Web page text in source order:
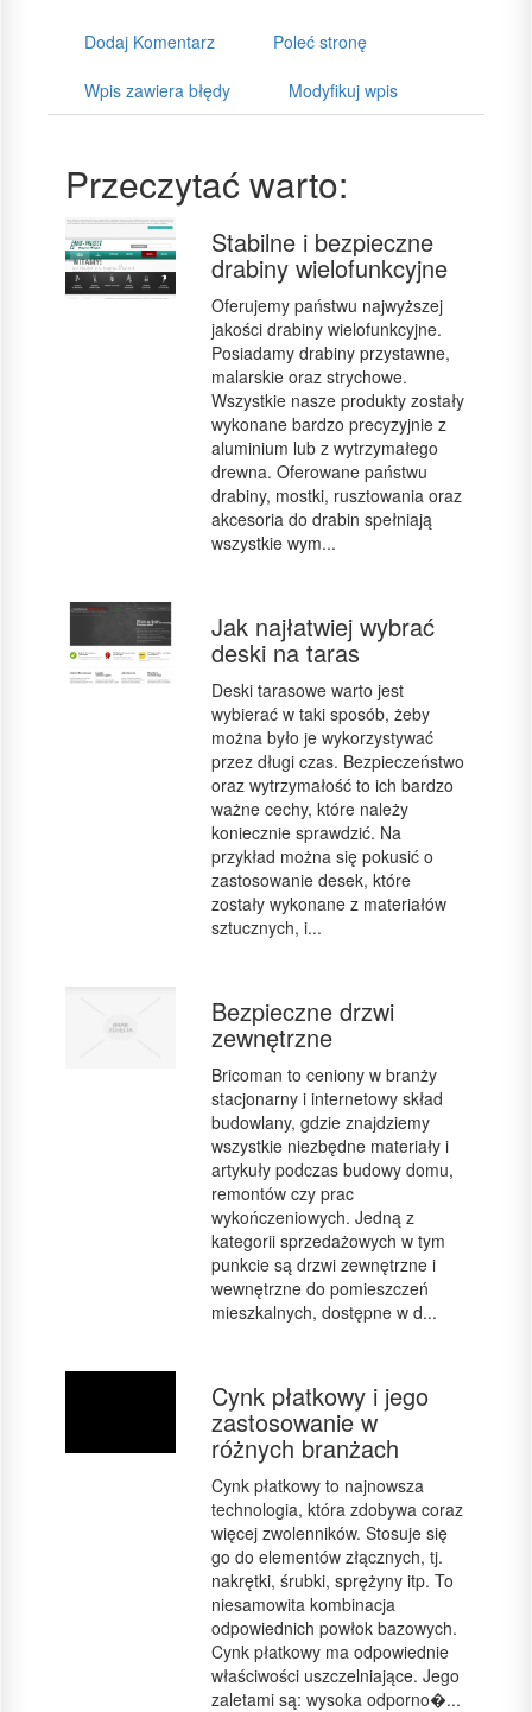
Dodaj Komentarz Poleć stronę
Wpis zawiera błędy Modyfikuj wpis
Przeczytać warto:
Stabilne i bezpieczne
drabiny wielofunkcyjne
Oferujemy państwu najwyższej
jakości drabiny wielofunkcyjne.
Posiadamy drabiny przystawne,
malarskie oraz strychowe.
Wszystkie nasze produkty zostały
wykonane bardzo precyzyjnie z
aluminium lub z wytrzymałego
drewna. Oferowane państwu
drabiny, mostki, rusztowania oraz
akcesoria do drabin spełniają
wszystkie wym...
Jak najłatwiej wybrać
deski na taras
Deski tarasowe warto jest
wybierać w taki sposób, żeby
można było je wykorzystywać
przez długi czas. Bezpieczeństwo
oraz wytrzymałość to ich bardzo
ważne cechy, które należy
koniecznie sprawdzić. Na
przykład można się pokusić o
zastosowanie desek, które
zostały wykonane z materiałów
sztucznych, i...
Bezpieczne drzwi
zewnętrzne
Bricoman to ceniony w branży
stacjonarny i internetowy skład
budowlany, gdzie znajdziemy
wszystkie niezbędne materiały i
artykuły podczas budowy domu,
remontów czy prac
wykończeniowych. Jedną z
kategorii sprzedażowych w tym
punkcie są drzwi zewnętrzne i
wewnętrzne do pomieszczeń
mieszkalnych, dostępne w d...
Cynk płatkowy i jego
zastosowanie w
różnych branżach
Cynk płatkowy to najnowsza
technologia, która zdobywa coraz
więcej zwolenników. Stosuje się
go do elementów złącznych, tj.
nakrętki, śrubki, sprężyny itp. To
niesamowita kombinacja
odpowiednich powłok bazowych.
Cynk płatkowy ma odpowiednie
właściwości uszczelniające. Jego
zaletami są: wysoka odporno�...